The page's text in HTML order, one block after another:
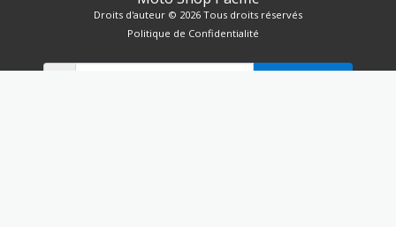
Droits d'auteur © 2026 Tous droits réservés
Politique de Confidentialité